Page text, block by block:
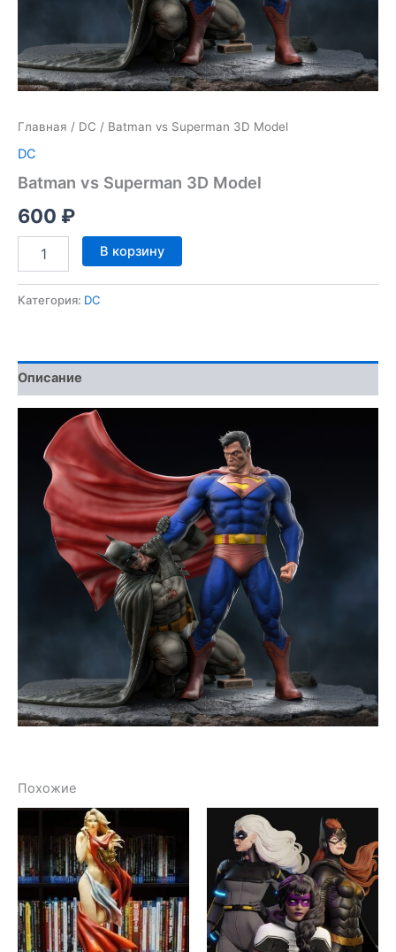
Главная / DC / Batman vs Superman 3D Model
DC
Batman vs Superman 3D Model
600 ₽
Количество
товара
vs
В корзину
Категория: DC
Описание
Похожие